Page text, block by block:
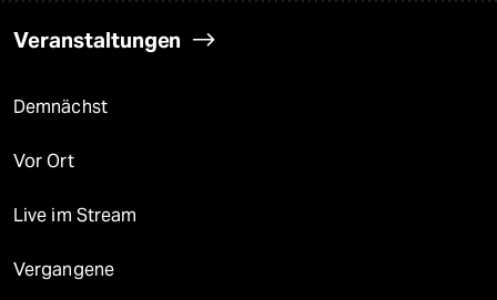
Veranstaltungen
Demnächst
Vor Ort
Live im Stream
Vergangene